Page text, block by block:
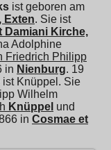
ist geboren am
Exten. Sie ist
Damiani Kirche,
Adolphine
Friedrich Philipp
in Nienburg. 19
Knüppel. Sie
Wilhelm
Knüppel und
in Cosmae et